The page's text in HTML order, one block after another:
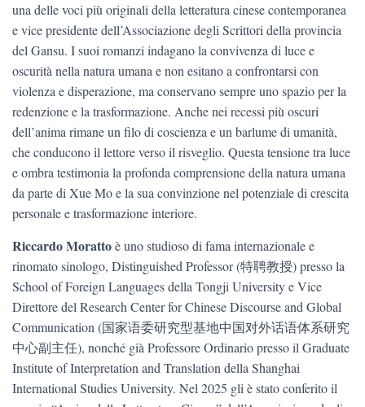
una delle voci più originali della letteratura cinese contemporanea
e vice presidente dell’Associazione degli Scrittori della provincia
del Gansu. I suoi romanzi indagano la convivenza di luce e
oscurità nella natura umana e non esitano a confrontarsi con
violenza e disperazione, ma conservano sempre uno spazio per la
redenzione e la trasformazione. Anche nei recessi più oscuri
dell’anima rimane un filo di coscienza e un barlume di umanità,
che conducono il lettore verso il risveglio. Questa tensione tra luce
e ombra testimonia la profonda comprensione della natura umana
da parte di Xue Mo e la sua convinzione nel potenziale di crescita
personale e trasformazione interiore.
Riccardo Morattoè uno studioso di fama internazionale e
rinomato sinologo, Distinguished Professor (特聘教授) presso la
School of Foreign Languages della Tongji University e Vice
Direttore del Research Center for Chinese Discourse and Global
Communication (国家语委研究型基地中国对外话语体系研究
中心副主任), nonché già Professore Ordinario presso il Graduate
Institute of Interpretation and Translation della Shanghai
International Studies University. Nel 2025 gli è stato conferito il